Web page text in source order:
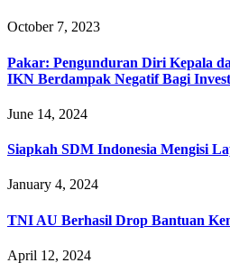
October 7, 2023
Pakar: Pengunduran Diri Kepala
IKN Berdampak Negatif Bagi
June 14, 2024
Siapkah SDM Indonesia Mengisi
January 4, 2024
TNI AU Berhasil Drop Bantuan
April 12, 2024